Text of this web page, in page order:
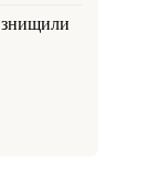
знищили